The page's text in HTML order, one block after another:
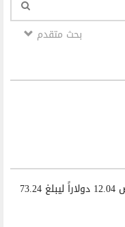
بحث متقدم
«النفط الكويتي» ينخفض 12.04 دولاراً ليبلغ 73.24